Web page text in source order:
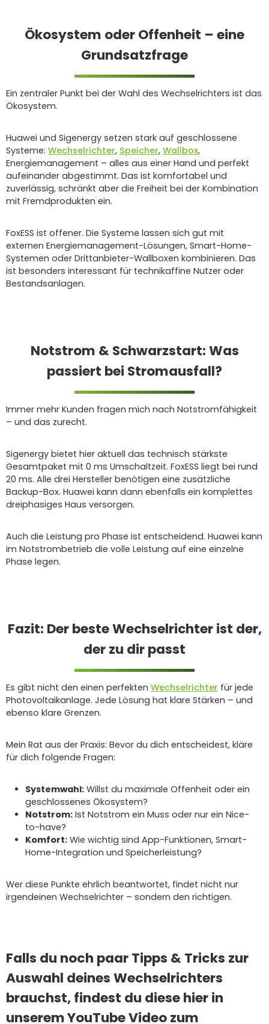
Ökosystem oder Offenheit – eine
Grundsatzfrage
Ein zentraler Punkt bei der Wahl des Wechselrichters ist das
Ökosystem.
Huawei und Sigenergy setzen stark auf geschlossene
Systeme: Wechselrichter, Speicher, Wallbox,
Energiemanagement – alles aus einer Hand und perfekt
aufeinander abgestimmt. Das ist komfortabel und
zuverlässig, schränkt aber die Freiheit bei der Kombination
mit Fremdprodukten ein.
FoxESS ist offener. Die Systeme lassen sich gut mit
externen Energiemanagement-Lösungen, Smart-Home-
Systemen oder Drittanbieter-Wallboxen kombinieren. Das
ist besonders interessant für technikaffine Nutzer oder
Bestandsanlagen.
Notstrom & Schwarzstart: Was
passiert bei Stromausfall?
Immer mehr Kunden fragen mich nach Notstromfähigkeit
– und das zurecht.
Sigenergy bietet hier aktuell das technisch stärkste
Gesamtpaket mit 0 ms Umschaltzeit. FoxESS liegt bei rund
20 ms. Alle drei Hersteller benötigen eine zusätzliche
Backup-Box. Huawei kann dann ebenfalls ein komplettes
dreiphasiges Haus versorgen.
Auch die Leistung pro Phase ist entscheidend. Huawei kann
im Notstrombetrieb die volle Leistung auf eine einzelne
Phase legen.
Fazit: Der beste Wechselrichter ist der,
der zu dir passt
Es gibt nicht den einen perfekten Wechselrichter für jede
Photovoltaikanlage. Jede Lösung hat klare Stärken – und
ebenso klare Grenzen.
Mein Rat aus der Praxis: Bevor du dich entscheidest, kläre
für dich folgende Fragen:
Systemwahl: Willst du maximale Offenheit oder ein
geschlossenes Ökosystem?
Notstrom: Ist Notstrom ein Muss oder nur ein Nice-
to-have?
Komfort: Wie wichtig sind App-Funktionen, Smart-
Home-Integration und Speicherleistung?
Wer diese Punkte ehrlich beantwortet, findet nicht nur
irgendeinen Wechselrichter – sondern den richtigen.
Falls du noch paar Tipps & Tricks zur
Auswahl deines Wechselrichters
brauchst, findest du diese hier in
unserem YouTube Video zum